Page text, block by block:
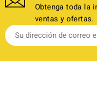
Obtenga toda la
ventas y ofertas.